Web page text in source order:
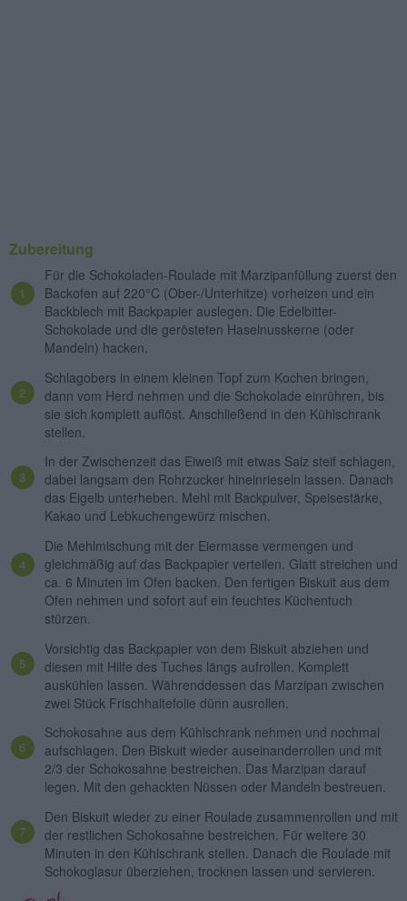
Zubereitung
Für die Schokoladen-Roulade mit Marzipanfüllung zuerst den
Backofen auf 220°C (Ober-/Unterhitze) vorheizen und ein
Backblech mit Backpapier auslegen. Die Edelbitter-
Schokolade und die gerösteten Haselnusskerne (oder
Mandeln) hacken.
Schlagobers in einem kleinen Topf zum Kochen bringen,
dann vom Herd nehmen und die Schokolade einrühren, bis
sie sich komplett auflöst. Anschließend in den Kühlschrank
stellen.
In der Zwischenzeit das Eiweiß mit etwas Salz steif schlagen,
dabei langsam den Rohrzucker hineinrieseln lassen. Danach
das Eigelb unterheben. Mehl mit Backpulver, Speisestärke,
Kakao und Lebkuchengewürz mischen.
Die Mehlmischung mit der Eiermasse vermengen und
gleichmäßig auf das Backpapier verteilen. Glatt streichen und
ca. 6 Minuten im Ofen backen. Den fertigen Biskuit aus dem
Ofen nehmen und sofort auf ein feuchtes Küchentuch
stürzen.
Vorsichtig das Backpapier von dem Biskuit abziehen und
diesen mit Hilfe des Tuches längs aufrollen. Komplett
auskühlen lassen. Währenddessen das Marzipan zwischen
zwei Stück Frischhaltefolie dünn ausrollen.
Schokosahne aus dem Kühlschrank nehmen und nochmal
aufschlagen. Den Biskuit wieder auseinanderrollen und mit
2/3 der Schokosahne bestreichen. Das Marzipan darauf
legen. Mit den gehackten Nüssen oder Mandeln bestreuen.
Den Biskuit wieder zu einer Roulade zusammenrollen und mit
der restlichen Schokosahne bestreichen. Für weitere 30
Minuten in den Kühlschrank stellen. Danach die Roulade mit
Schokoglasur überziehen, trocknen lassen und servieren.